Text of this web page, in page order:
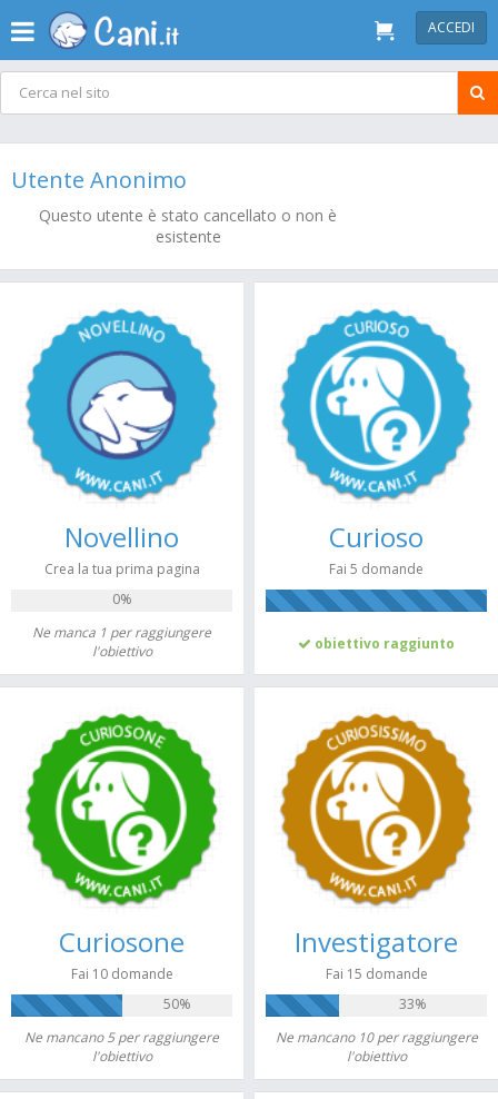
ACCEDI
Utente Anonimo
Questo utente è stato cancellato o non è
esistente
Novellino
Crea la tua prima pagina
0%
Ne manca 1 per raggiungere
l'obiettivo
Curioso
Fai 5 domande
obiettivo raggiunto
Curiosone
Fai 10 domande
50%
Ne mancano 5 per raggiungere
l'obiettivo
Investigatore
Fai 15 domande
33%
Ne mancano 10 per raggiungere
l'obiettivo